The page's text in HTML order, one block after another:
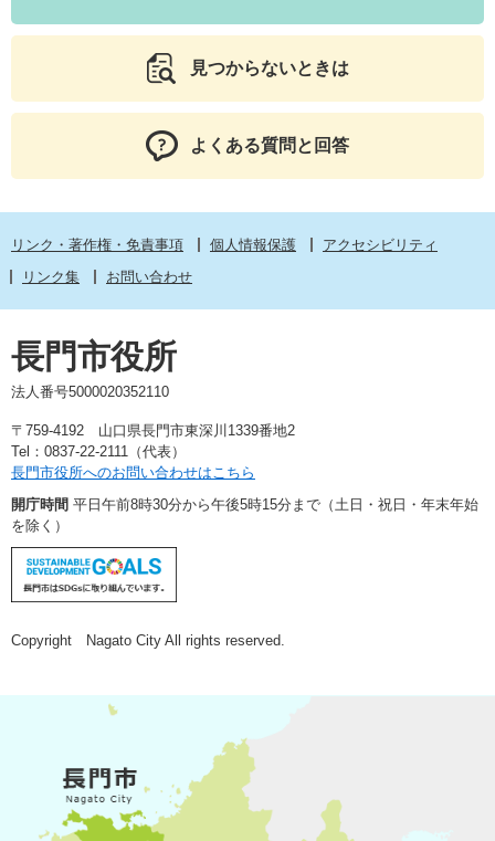
見つからないときは
よくある質問と回答
リンク・著作権・免責事項 個人情報保護
アクセシビリティ
リンク集
お問い合わせ
長門市役所
法人番号5000020352110
〒759-4192 山口県長門市東深川1339番地2
Tel：0837-22-2111（代表）
長門市役所へのお問い合わせはこちら
開庁時間 平日午前8時30分から午後5時15分まで（土日・祝日・年末年始
を除く）
Copyright Nagato City All rights reserved.